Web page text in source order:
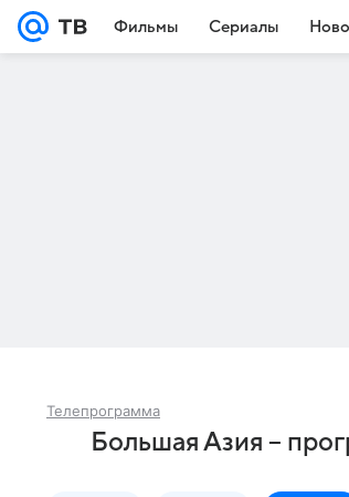
Фильмы Сериалы
Телепрограмма
Большая Азия –